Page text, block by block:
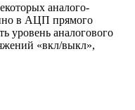
аналого-
в АЦП прямого
уровень аналогового
«вкл/выкл»,